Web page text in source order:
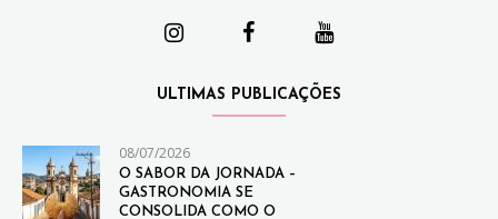
ULTIMAS PUBLICAÇÕES
08/07/2026
O SABOR DA JORNADA –
GASTRONOMIA SE
CONSOLIDA COMO O